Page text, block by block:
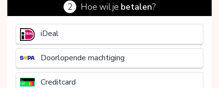
€
2 Hoe wil je betalen?
iDeal
Doorlopende machtiging
Creditcard